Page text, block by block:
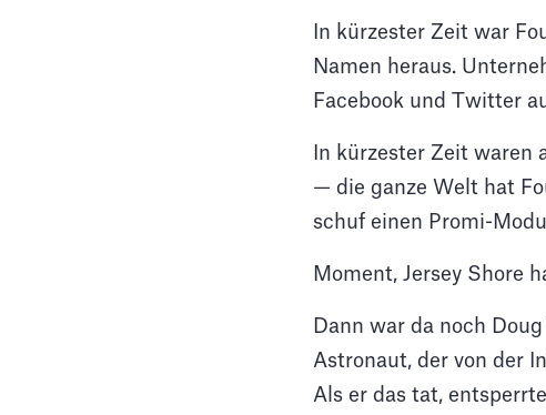
In kürzester Zeit war
Namen heraus.
Facebook und Twitter
In kürzester Zeit waren
— die ganze Welt hat
schuf einen Promi-
Moment, Jersey Shore
Dann war da noch
Astronaut, der von der
Als er das tat,